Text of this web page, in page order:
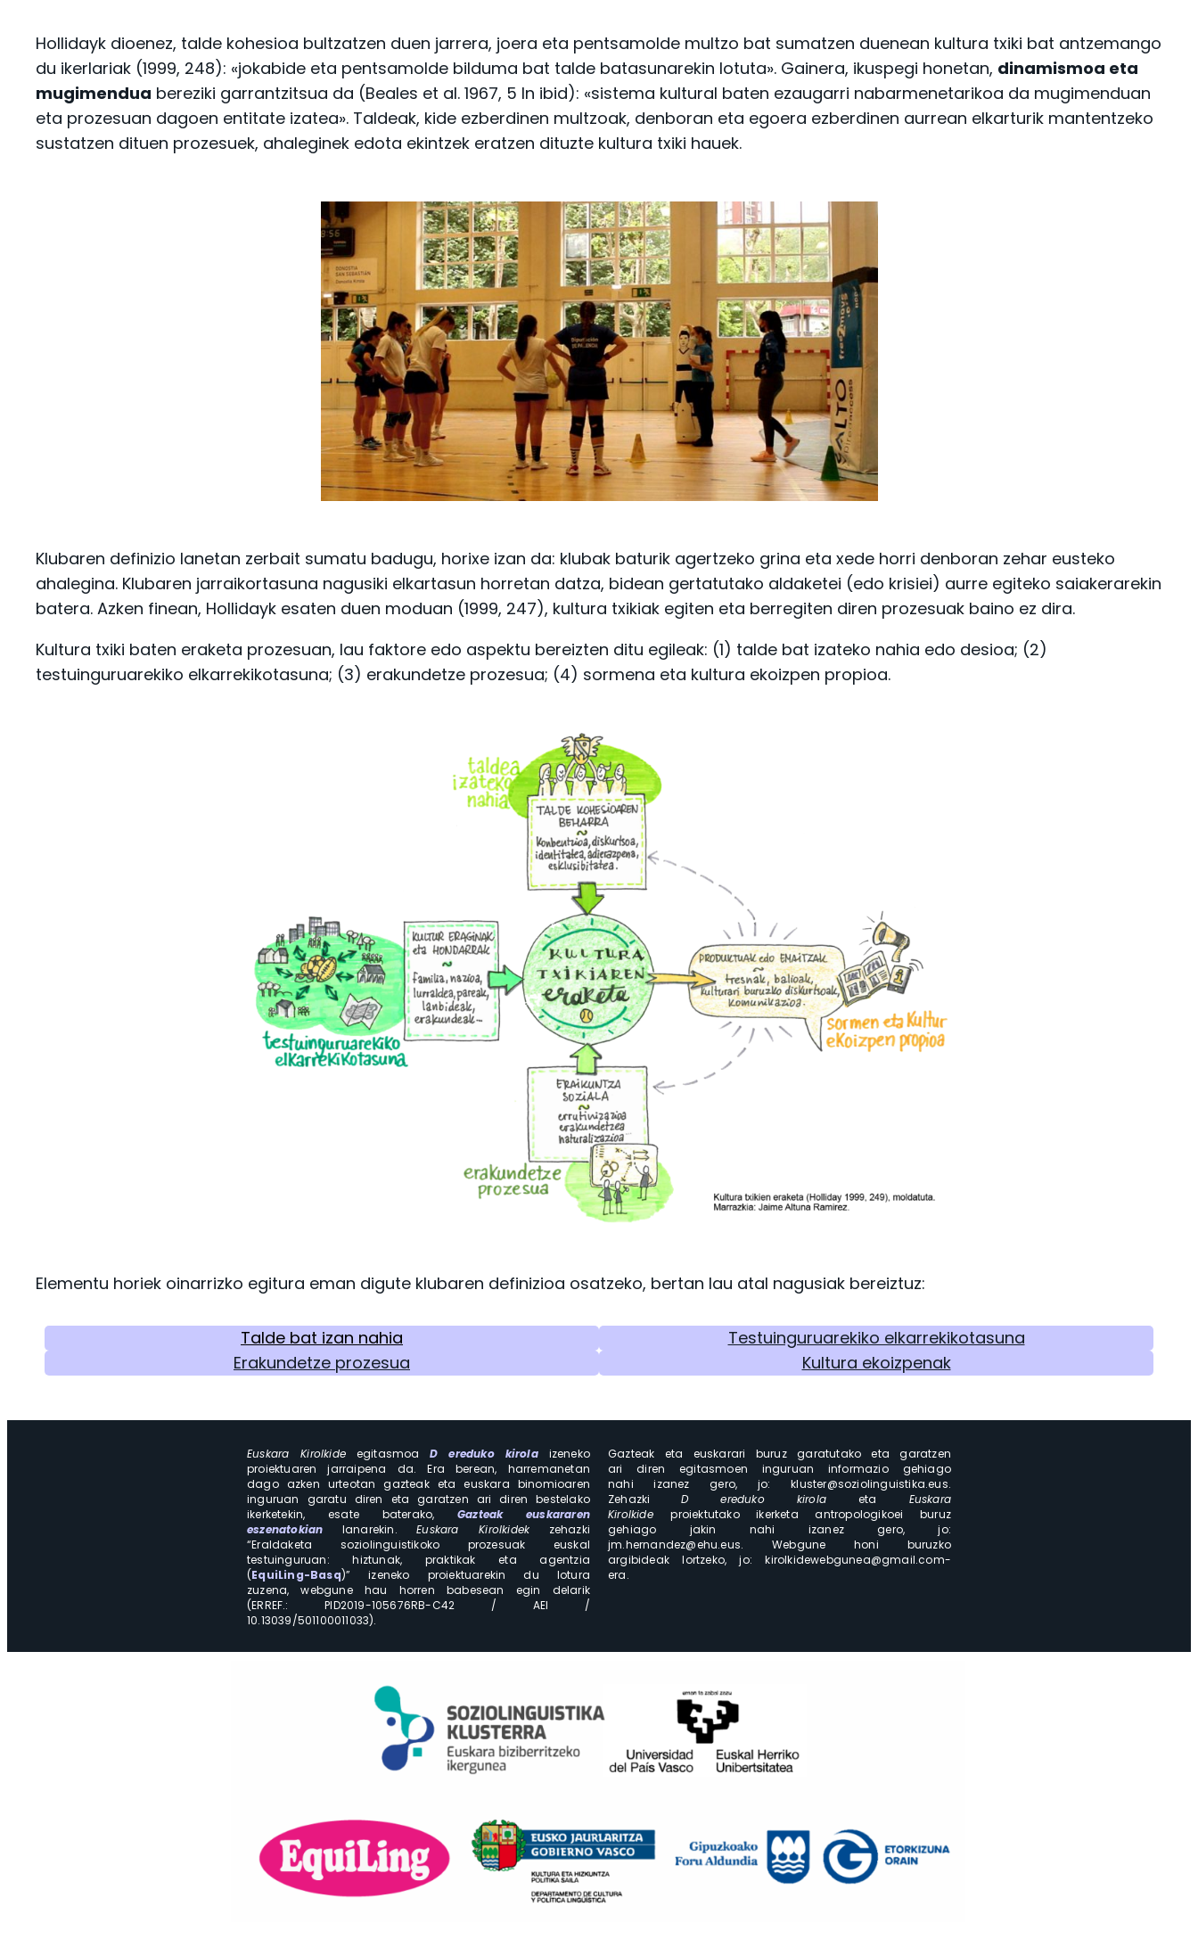
Hollidayk dioenez, talde kohesioa bultzatzen duen jarrera, joera eta pentsamolde multzo bat sumatzen duenean kultura txiki bat antzemango
du ikerlariak (1999, 248): «jokabide eta pentsamolde bilduma bat talde batasunarekin lotuta». Gainera, ikuspegi honetan, dinamismoa eta
mugimendua bereziki garrantzitsua da (Beales et al. 1967, 5 In ibid): «sistema kultural baten ezaugarri nabarmenetarikoa da mugimenduan
eta prozesuan dagoen entitate izatea». Taldeak, kide ezberdinen multzoak, denboran eta egoera ezberdinen aurrean elkarturik mantentzeko
sustatzen dituen prozesuek, ahaleginek edota ekintzek eratzen dituzte kultura txiki hauek.
Klubaren definizio lanetan zerbait sumatu badugu, horixe izan da: klubak baturik agertzeko grina eta xede horri denboran zehar eusteko
ahalegina. Klubaren jarraikortasuna nagusiki elkartasun horretan datza, bidean gertatutako aldaketei (edo krisiei) aurre egiteko saiakerarekin
batera. Azken finean, Hollidayk esaten duen moduan (1999, 247), kultura txikiak egiten eta berregiten diren prozesuak baino ez dira.
Kultura txiki baten eraketa prozesuan, lau faktore edo aspektu bereizten ditu egileak: (1) talde bat izateko nahia edo desioa; (2)
testuinguruarekiko elkarrekikotasuna; (3) erakundetze prozesua; (4) sormena eta kultura ekoizpen propioa.
Elementu horiek oinarrizko egitura eman digute klubaren definizioa osatzeko, bertan lau atal nagusiak bereiztuz:
Talde bat izan nahia
Testuinguruarekiko elkarrekikotasuna
Erakundetze prozesua
Kultura ekoizpenak
Euskara KirolkideegitasmoaD ereduko kirola
izeneko
proiektuaren jarraipena da. Era berean, harremanetan
dago azken urteotan gazteak eta euskara binomioaren
inguruan garatu diren eta garatzen ari diren bestelako
ikerketekin, esate baterako, Gazteak euskararen
eszenatokian lanarekin.Euskara Kirolkidek zehazki
“Eraldaketa soziolinguistikoko prozesuak euskal
testuinguruan: hiztunak, praktikak eta agentzia
(EquiLing-Basq)” izeneko proiektuarekin du lotura
zuzena, webgune hau horren babesean egin delarik
(ERREF.: PID2019-105676RB-C42 / AEI /
10.13039/501100011033).
Gazteak eta euskarari buruz garatutako eta garatzen
ari diren egitasmoen inguruan informazio gehiago
nahi izanez gero, jo: kluster@soziolinguistika.eus.
ZehazkiD ereduko kirola eta Euskara
Kirolkideproiektutako ikerketa antropologikoei buruz
gehiago jakin nahi izanez gero, jo:
jm.hernandez@ehu.eus. Webgune honi buruzko
argibideak lortzeko, jo: kirolkidewebgunea@gmail.com-
era.